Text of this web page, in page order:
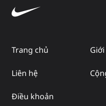
Trang chủ
Liên hệ
Điều khoản